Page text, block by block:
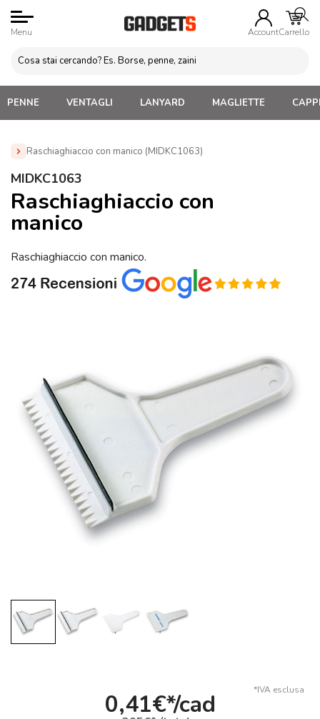
Menu AccountCarrello
PENNE VENTAGLI LANYARD MAGLIETTE
Raschiaghiaccio con manico (MIDKC1063)
Home » Gadget Auto Personalizzati
MIDKC1063
Raschiaghiaccio con
manico
Raschiaghiaccio con manico.
*IVA esclusa
0,41€*/cad